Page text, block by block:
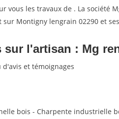
vous les travaux de . La société
Montigny lengrain 02290 et
sur l'artisan : Mg
et témoignages
bois - Charpente industrielle